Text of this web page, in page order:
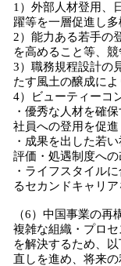
1）外部人材登用、
躍等を一層促進し
2）能力ある若手の
を高めること等、
3）職務規程設計の
たす風土の醸成に
4）ビューティーコ
・優秀な人材を確
社員への登用を促進
・成果を出した若
評価・処遇制度への
・ライフスタイル
るセカンドキャリア
（6）中国事業の再
複雑な組織・プロ
を解決するため、
直しを進め、将来の